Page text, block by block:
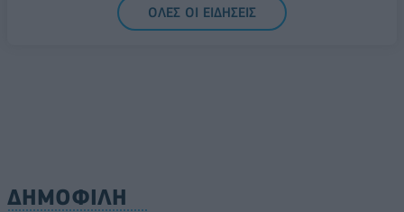
ΟΛΕΣ ΟΙ ΕΙΔΗΣΕΙΣ
ΔΗΜΟΦΙΛΗ